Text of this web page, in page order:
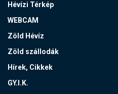
Hévízi Térkép
WEBCAM
Zöld Hévíz
Zöld szállodák
Hírek, Cikkek
GY.I.K.